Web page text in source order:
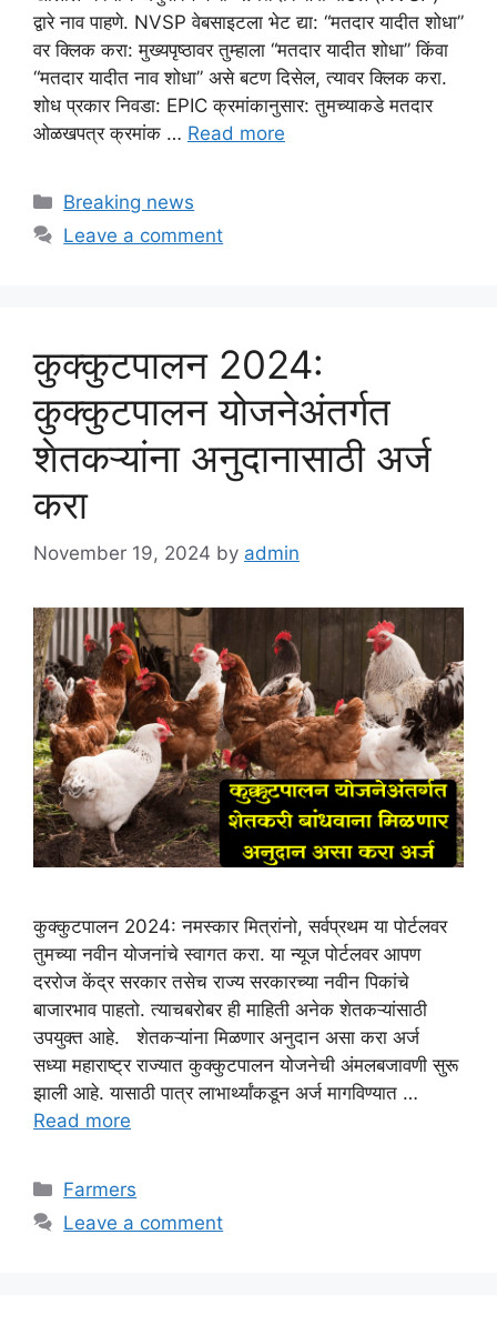
द्वारे नाव पाहणे. NVSP वेबसाइटला भेट द्या: “मतदार यादीत शोधा”
वर क्लिक करा: मुख्यपृष्ठावर तुम्हाला “मतदार यादीत शोधा” किंवा
“मतदार यादीत नाव शोधा” असे बटण दिसेल, त्यावर क्लिक करा.
शोध प्रकार निवडा: EPIC क्रमांकानुसार: तुमच्याकडे मतदार
ओळखपत्र क्रमांक … Read more
Categories
Breaking news
Leave a comment
कुक्कुटपालन 2024:
कुक्कुटपालन योजनेअंतर्गत
शेतकऱ्यांना अनुदानासाठी अर्ज
करा
November 19, 2024 by admin
कुक्कुटपालन 2024: नमस्कार मित्रांनो, सर्वप्रथम या पोर्टलवर
तुमच्या नवीन योजनांचे स्वागत करा. या न्यूज पोर्टलवर आपण
दररोज केंद्र सरकार तसेच राज्य सरकारच्या नवीन पिकांचे
बाजारभाव पाहतो. त्याचबरोबर ही माहिती अनेक शेतकऱ्यांसाठी
उपयुक्त आहे. शेतकऱ्यांना मिळणार अनुदान असा करा अर्ज
सध्या महाराष्ट्र राज्यात कुक्कुटपालन योजनेची अंमलबजावणी सुरू
झाली आहे. यासाठी पात्र लाभार्थ्यांकडून अर्ज मागविण्यात …
Read more
Categories
Farmers
Leave a comment